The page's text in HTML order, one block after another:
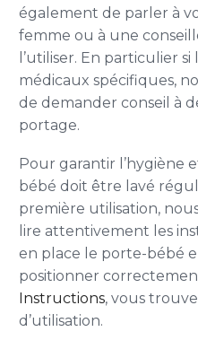
également de parler à
femme ou à une
l’utiliser. En particulier
médicaux spécifiques,
de demander conseil à
portage.
Pour garantir l’hygiène
bébé doit être lavé
première utilisation,
lire attentivement les
en place le porte-bébé
positionner
Instructions, vous
d’utilisation.